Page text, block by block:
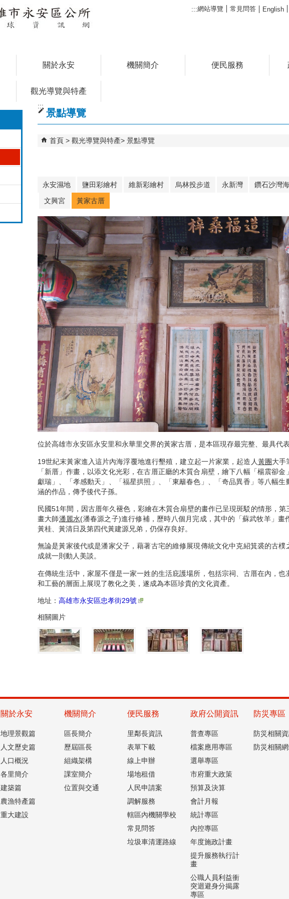
:::網站導覽 常見問答 English
關於永安 機關簡介 便民服務
觀光導覽與特產
:::
景點導覽
首頁 觀光導覽與特產 景點導覽
永安濕地 鹽田彩繪村 維新彩繪村 烏林投步道 永新灣 鑽石沙灣
文興宮
黃家古厝
位於高雄市永安區永安里和永華里交界的黃家古厝，是本區現存最完整、最具代表
19世紀末黃家進入這片內海浮覆地進行墾殖，建立起一片家業，起造人黃團大手
「新厝」作畫，以添文化光彩，在古厝正廳的木質合扇壁，繪下八幅「楊震卻
獻瑞」、「孝感動天」、「福星拱照」、「東籬春色」、「奇品異香」等八幅
涵的作品，傳予後代子孫。
民國51年間，因古厝年久褪色，彩繪在木質合扇壁的畫作已呈現斑駁的情形，第
畫大師潘麗水(潘春源之子)進行修補，歷時八個月完成，其中的「蘇武牧羊」畫
黃桂、黃清日及第四代黃建源兄弟，仍保存良好。
無論是黃家後代或是潘家父子，藉著古宅的維修展現傳統文化中克紹箕裘的古樸
成就一則動人美談。
在傳統生活中，家屋不僅是一家一姓的生活庇護場所，包括宗祠、古厝在內，
和工藝的層面上展現了教化之美，遂成為本區珍貴的文化資產。
地址： 高雄市永安區忠孝街29號
相關圖片
關於永安
地理景觀篇
人文歷史篇
人口概況
各里簡介
建築篇
農漁特產篇
重大建設
機關簡介
區長簡介
歷屆區長
組織架構
課室簡介
位置與交通
便民服務
里鄰長資訊
表單下載
線上申辦
場地租借
人民申請案
調解服務
轄區內機關學校
常見問答
垃圾車清運路線
政府公開資訊
普查專區
檔案應用專區
選舉專區
市府重大政策
預算及決算
會計月報
統計專區
內控專區
年度施政計畫
提升服務執行計
畫
公職人員利益衝
突迴避身分揭露
專區
防災專區
防災相關
防災相關